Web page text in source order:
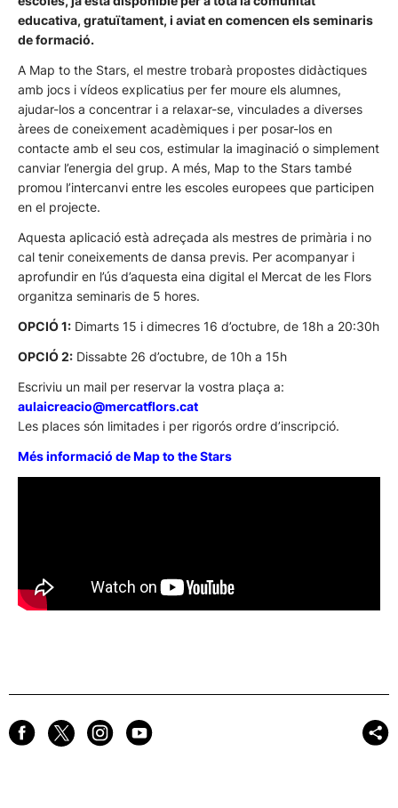
educativa, gratuïtament, i aviat en comencen els seminaris
de formació.
A Map to the Stars, el mestre trobarà propostes didàctiques
amb jocs i vídeos explicatius per fer moure els alumnes,
ajudar-los a concentrar i a relaxar-se, vinculades a diverses
àrees de coneixement acadèmiques i per posar-los en
contacte amb el seu cos, estimular la imaginació o simplement
canviar l’energia del grup. A més, Map to the Stars també
promou l’intercanvi entre les escoles europees que participen
en el projecte.
Aquesta aplicació està adreçada als mestres de primària i no
cal tenir coneixements de dansa previs. Per acompanyar i
aprofundir en l’ús d’aquesta eina digital el Mercat de les Flors
organitza seminaris de 5 hores.
OPCIÓ 1: Dimarts 15 i dimecres 16 d’octubre, de 18h a 20:30h
OPCIÓ 2: Dissabte 26 d’octubre, de 10h a 15h
Escriviu un mail per reservar la vostra plaça a:
aulaicreacio@mercatflors.cat
Les places són limitades i per rigorós ordre d’inscripció.
Més informació de Map to the Stars